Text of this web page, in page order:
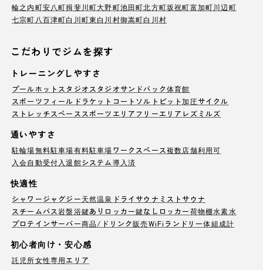
輪之内町安八町揖斐川町大野町池田町北方町坂祝町富加町川辺町
七宗町 八百津町白川町東白川村御嵩町白川村
こだわりでジムを探す
トレーニングしやすさ
プールホットスタジオ スタジオサンドバック体育館
スポーツフィールド ラケットコート ソルトピット加圧サイクル
ストレッチスペース スポーツエリア フリーエリア レズミルズ
通いやすさ
駐輪場無料駐車場有料駐車場ワークスペース複数店舗利用可
入会自動受付 入退館システム導入済
快適性
シャワージャグジー天然温泉 ドライサウナ ミストサウナ
スチームバス岩盤浴鍵ありロッカー鍵なしロッカー荷物棚水素水
プロテインサーバー商品/ドリンク販売WiFi ランドリー体組成計
初心者向け・安心感
託児所女性専用エリア